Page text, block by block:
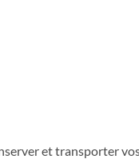
et transporter